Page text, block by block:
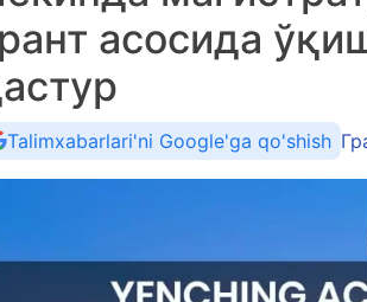
асосида
Talimxabarlari'ni Google'ga qo'shish